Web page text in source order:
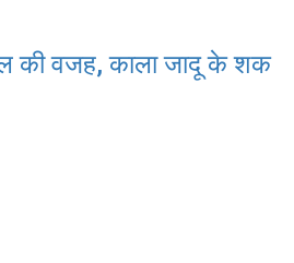
की वजह, काला जादू के शक